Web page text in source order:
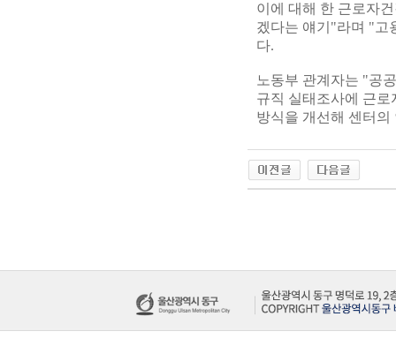
이에 대해 한 근로자
겠다는 얘기"라며 "고
다.
노동부 관계자는 "공
규직 실태조사에 근
방식을 개선해 센터